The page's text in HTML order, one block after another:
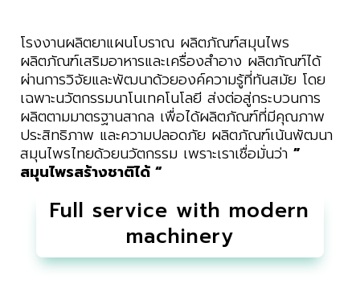
โรงงานผลิตยาแผนโบราณ ผลิตภัณฑ์สมุนไพร
ผลิตภัณฑ์เสริมอาหารและเครื่องสำอาง ผลิตภัณฑ์ได้
ผ่านการวิจัยและพัฒนาด้วยองค์ความรู้ที่ทันสมัย โดย
เฉพาะนวัตกรรมนาโนเทคโนโลยี ส่งต่อสู่กระบวนการ
ผลิตตามมาตรฐานสากล เพื่อได้ผลิตภัณฑ์ที่มีคุณภาพ
ประสิทธิภาพ และความปลอดภัย ผลิตภัณฑ์เน้นพัฒนา
สมุนไพรไทยด้วยนวัตกรรม เพราะเราเชื่อมั่นว่า ”
สมุนไพรสร้างชาติได้ “
Full service with modern
machinery